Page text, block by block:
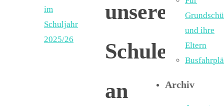
unserer
Schule
an
im
Schuljahr
2025/26
und ihre
Eltern
Archiv